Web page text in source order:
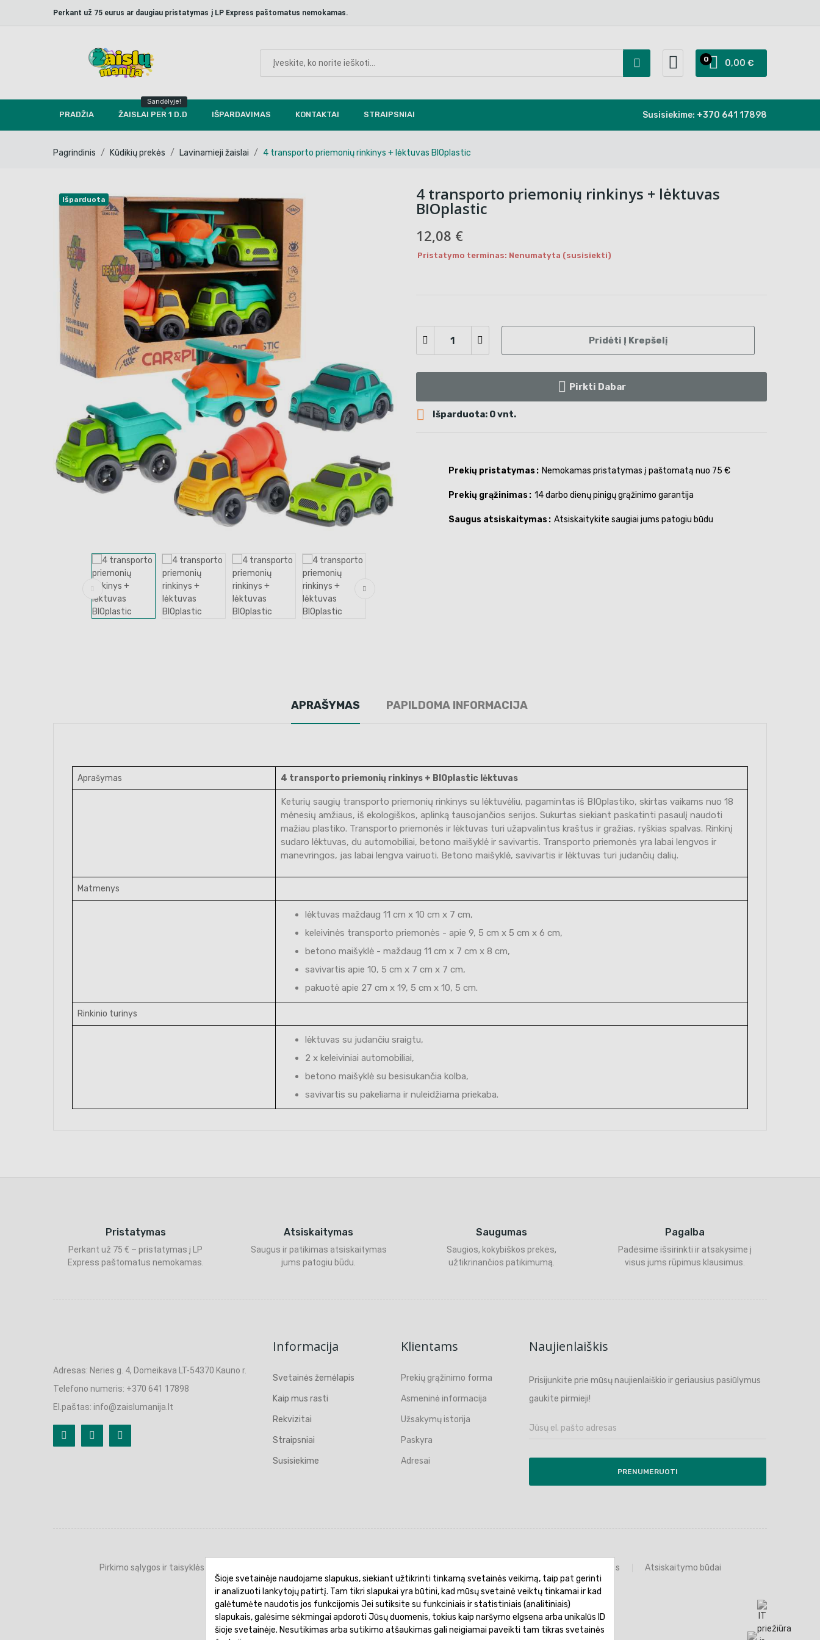
Perkant už 75 eurus ar daugiau pristatymas į LP Express paštomatus nemokamas.
0,00 €
0
PRADŽIA ŽAISLAI PER 1 D.D
Sandėlyje!
IŠPARDAVIMAS KONTAKTAI STRAIPSNIAI Susisiekime: +370 641 17898
Pagrindinis Kūdikių prekės Lavinamieji žaislai 4 transporto priemonių rinkinys + lėktuvas BIOplastic
Išparduota 4 transporto priemonių rinkinys + lėktuvas
BIOplastic
12,08 €
Pristatymo terminas: Nenumatyta (susisiekti)
Pridėti Į Krepšelį
Pirkti Dabar
 Išparduota: 0 vnt.
Prekių pristatymas Nemokamas pristatymas į paštomatą nuo 75 €
Prekių grąžinimas 14 darbo dienų pinigų grąžinimo garantija
Saugus atsiskaitymas Atsiskaitykite saugiai jums patogiu būdu
APRAŠYMAS PAPILDOMA INFORMACIJA
Aprašymas 4 transporto priemonių rinkinys + BIOplastic lėktuvas
Keturių saugių transporto priemonių rinkinys su lėktuvėliu, pagamintas iš BIOplastiko, skirtas vaikams nuo 18
mėnesių amžiaus, iš ekologiškos, aplinką tausojančios serijos. Sukurtas siekiant paskatinti pasaulį naudoti
mažiau plastiko. Transporto priemonės ir lėktuvas turi užapvalintus kraštus ir gražias, ryškias spalvas. Rinkinį
sudaro lėktuvas, du automobiliai, betono maišyklė ir savivartis. Transporto priemonės yra labai lengvos ir
manevringos, jas labai lengva vairuoti. Betono maišyklė, savivartis ir lėktuvas turi judančių dalių.
Matmenys
lėktuvas maždaug 11 cm x 10 cm x 7 cm,
keleivinės transporto priemonės - apie 9, 5 cm x 5 cm x 6 cm,
betono maišyklė - maždaug 11 cm x 7 cm x 8 cm,
savivartis apie 10, 5 cm x 7 cm x 7 cm,
pakuotė apie 27 cm x 19, 5 cm x 10, 5 cm.
Rinkinio turinys
lėktuvas su judančiu sraigtu,
2 x keleiviniai automobiliai,
betono maišyklė su besisukančia kolba,
savivartis su pakeliama ir nuleidžiama priekaba.
Pristatymas
Perkant už 75 € – pristatymas į LP
Express paštomatus nemokamas.
Atsiskaitymas
Saugus ir patikimas atsiskaitymas
jums patogiu būdu.
Saugumas
Saugios, kokybiškos prekės,
užtikrinančios patikimumą.
Pagalba
Padėsime išsirinkti ir atsakysime į
visus jums rūpimus klausimus.
Adresas: Neries g. 4, Domeikava LT-54370 Kauno r.
Telefono numeris: +370 641 17898
El.paštas: info@zaislumanija.lt
Informacija
Svetainės žemėlapis
Kaip mus rasti
Rekvizitai
Straipsniai
Susisiekime
Klientams
Prekių grąžinimo forma
Asmeninė informacija
Užsakymų istorija
Paskyra
Adresai
Naujienlaiškis
Prisijunkite prie mūsų naujienlaiškio ir geriausius pasiūlymus
gaukite pirmieji!
PRENUMERUOTI
Pirkimo sąlygos ir taisyklės Prekių grąžinimas
Atsiskaitymo būdai
Šioje svetainėje naudojame slapukus, siekiant užtikrinti tinkamą svetainės veikimą, taip pat gerinti
ir analizuoti lankytojų patirtį. Tam tikri slapukai yra būtini, kad mūsų svetainė veiktų tinkamai ir kad
galėtumėte naudotis jos funkcijomis Jei sutiksite su funkciniais ir statistiniais (analitiniais)
slapukais, galėsime sėkmingai apdoroti Jūsų duomenis, tokius kaip naršymo elgsena arba unikalūs ID
šioje svetainėje. Nesutikimas arba sutikimo atšaukimas gali neigiamai paveikti tam tikras svetainės